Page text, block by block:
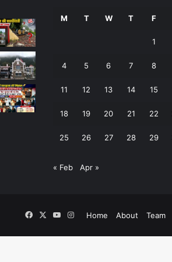
M T W T F
1
4 5 6 7 8
11 12 13 14 15
18 19 20 21 22
25 26 27 28 29
« Feb Apr »
Home About Team
FacebookYouTube
Instagram